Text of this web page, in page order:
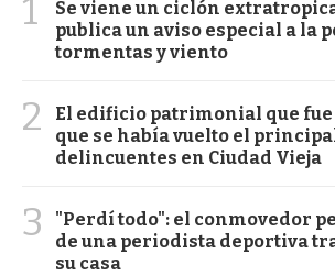
1
Se viene un ciclón
publica un aviso especial a la
tormentas y viento
2
El edificio patrimonial que fue
que se había vuelto el
delincuentes en Ciudad Vieja
3
"Perdí todo": el conmovedor
de una periodista deportiva
su casa